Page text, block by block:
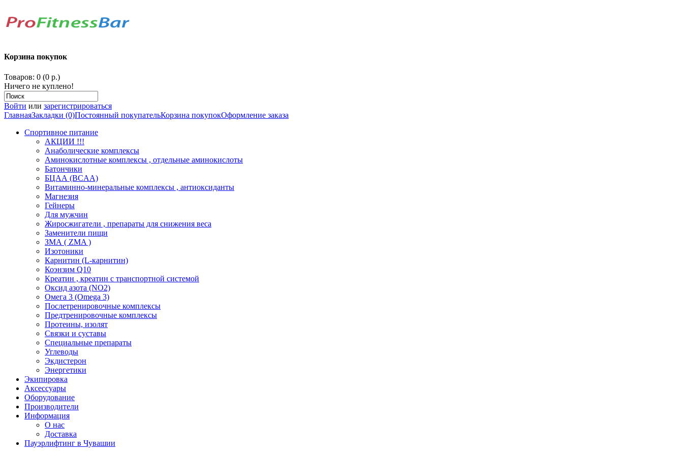
Корзина покупок
Товаров: 0 (0 р.)
Ничего не куплено!
Войти или зарегистрироваться
ГлавнаяЗакладки (0)Постоянный покупательКорзина покупокОформление заказа
Спортивное питание
АКЦИИ !!!
Анаболические комплексы
Аминокислотные комплексы , отдельные аминокислоты
Батончики
БЦАА (BCAA)
Витаминно-минеральные комплексы , антиоксиданты
Магнезия
Гейнеры
Для мужчин
Жиросжигатели , препараты для снижения веса
Заменители пищи
ЗМА ( ZMA )
Изотоники
Карнитин (L-карнитин)
Коэнзим Q10
Креатин , креатин с транспортной системой
Оксид азота (NO2)
Омега 3 (Omega 3)
Послетренировочные комплексы
Предтренировочные комплексы
Протеины, изолят
Связки и суставы
Специальные препараты
Углеводы
Экдистерон
Энергетики
Экипировка
Аксессуары
Оборудование
Производители
Информация
О нас
Доставка
Пауэрлифтинг в Чувашии